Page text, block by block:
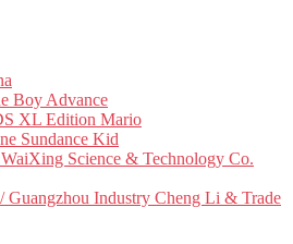
Boy Advance
XL Edition Mario
Sundance Kid
Science & Technology Co.
Guangzhou Industry Cheng Li & Trade